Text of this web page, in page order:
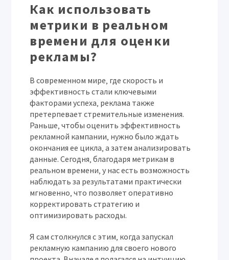
Как использовать
метрики в реальном
времени для оценки
рекламы?
В современном мире‚ где скорость и
эффективность стали ключевыми
факторами успеха‚ реклама также
претерпевает стремительные изменения.
Раньше‚ чтобы оценить эффективность
рекламной кампании‚ нужно было ждать
окончания ее цикла‚ а затем анализировать
данные. Сегодня‚ благодаря метрикам в
реальном времени‚ у нас есть возможность
наблюдать за результатами практически
мгновенно‚ что позволяет оперативно
корректировать стратегию и
оптимизировать расходы.
Я сам столкнулся с этим‚ когда запускал
рекламную кампанию для своего нового